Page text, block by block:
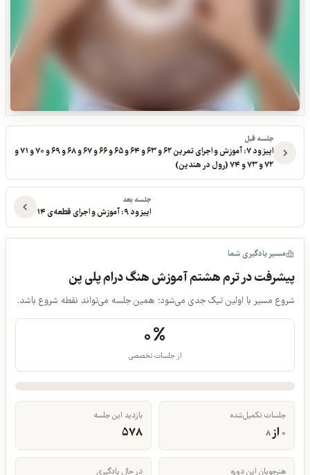
جلسه قبل
۷۲ و ۷۳ و ۷۴ (رول در هندپن)
جلسه بعد
اپیزود ۹: آموزش و اجرای قطعه‌ی ۱۴
مسیر یادگیری شما
پیشرفت در ترم هشتم آموزش هنگ درام پلی پن
شروع مسیر با اولین تیک جدی می‌شود؛ همین جلسه می‌تواند نقطه شروع باشد.
۰%
جلسات تکمیل‌شده
۰از۸
بازدید این جلسه
۵۷۸